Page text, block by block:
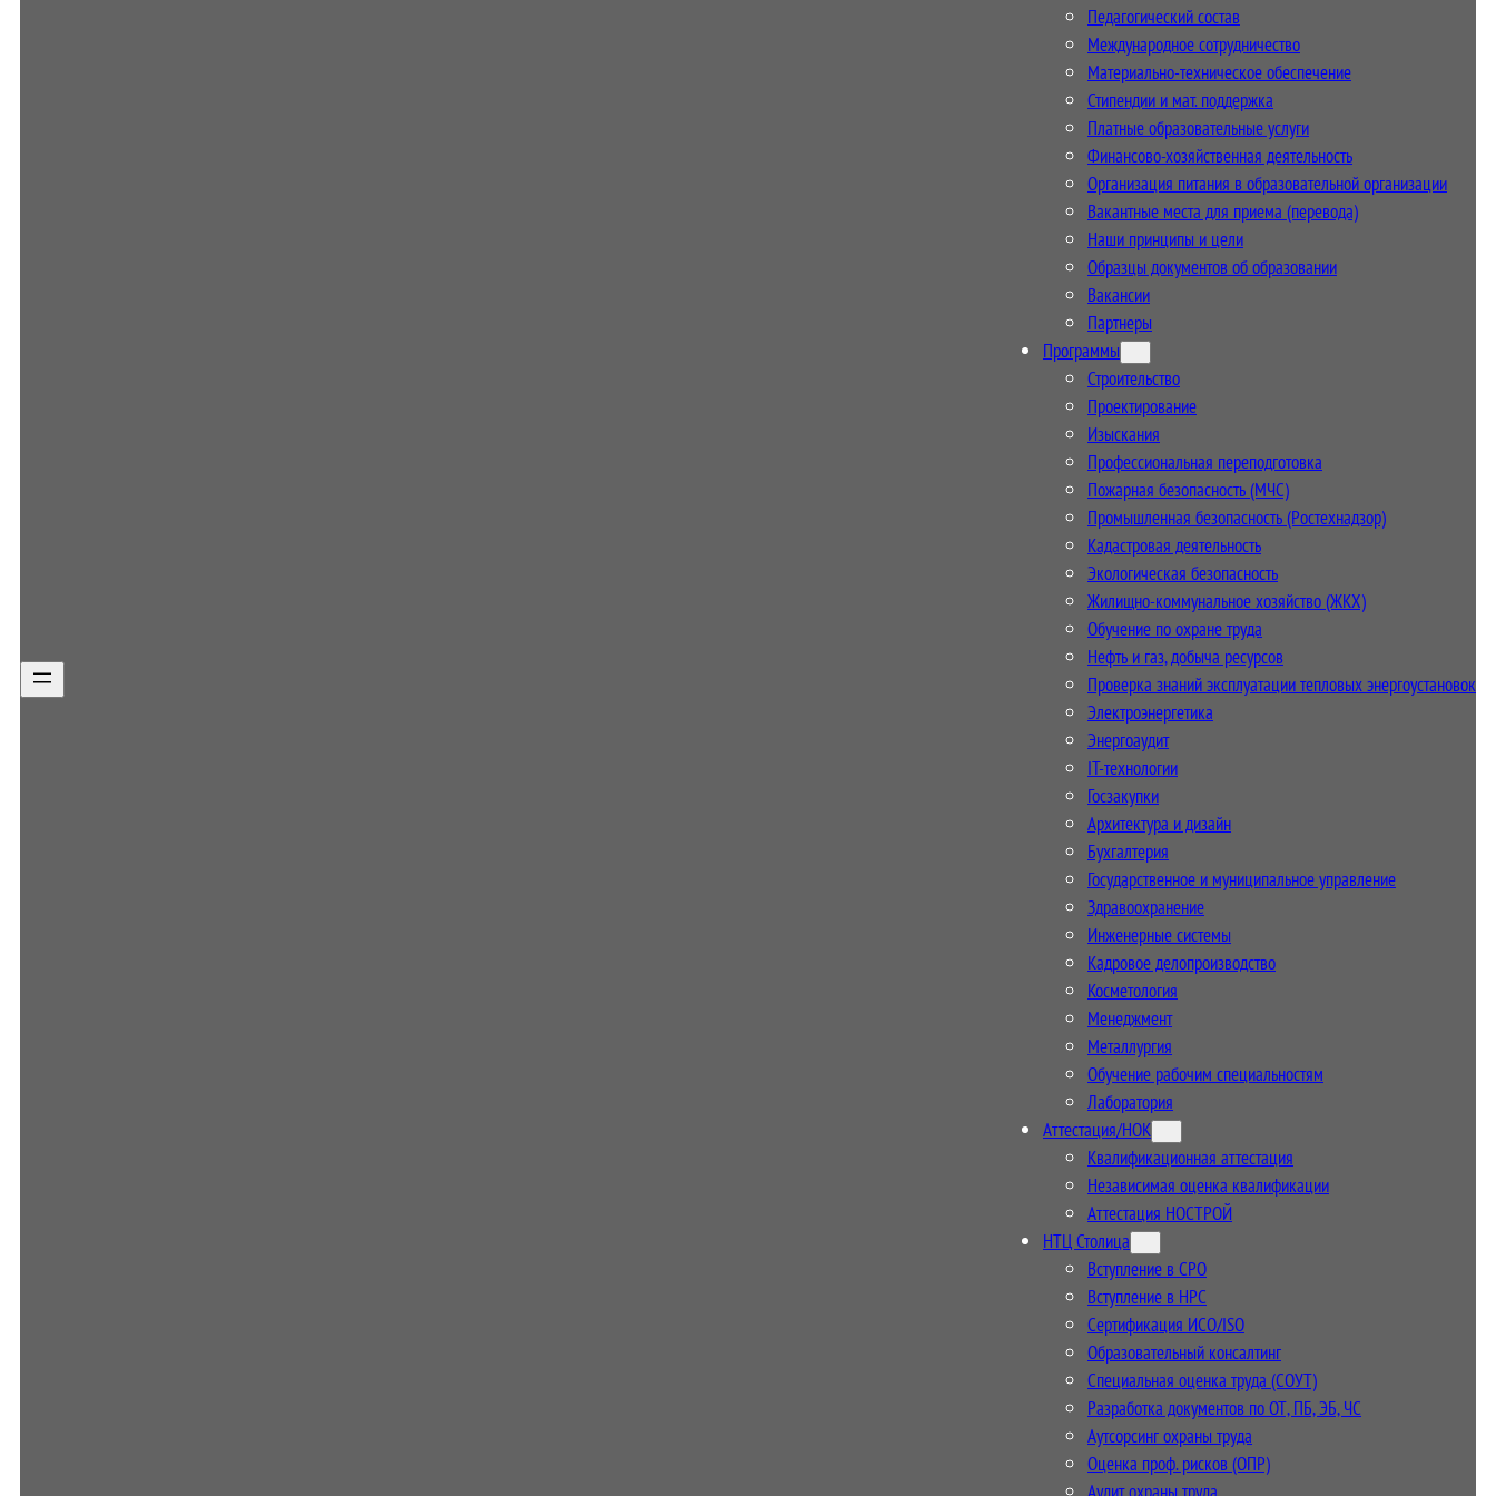
Педагогический состав
Международное сотрудничество
Материально-техническое обеспечение
Стипендии и мат. поддержка
Платные образовательные услуги
Финансово-хозяйственная деятельность
Организация питания в образовательной организации
Вакантные места для приема (перевода)
Наши принципы и цели
Образцы документов об образовании
Вакансии
Партнеры
Программы
Строительство
Проектирование
Изыскания
Профессиональная переподготовка
Пожарная безопасность (МЧС)
Промышленная безопасность (Ростехнадзор)
Кадастровая деятельность
Экологическая безопасность
Жилищно-коммунальное хозяйство (ЖКХ)
Обучение по охране труда
Нефть и газ, добыча ресурсов
Проверка знаний эксплуатации тепловых энергоустановок
Электроэнергетика
Энергоаудит
IT-технологии
Госзакупки
Архитектура и дизайн
Бухгалтерия
Государственное и муниципальное управление
Здравоохранение
Инженерные системы
Кадровое делопроизводство
Косметология
Менеджмент
Металлургия
Обучение рабочим специальностям
Лаборатория
Аттестация/НОК
Квалификационная аттестация
Независимая оценка квалификации
Аттестация НОСТРОЙ
НТЦ Столица
Вступление в СРО
Вступление в НРС
Сертификация ИСО/ISO
Образовательный консалтинг
Специальная оценка труда (СОУТ)
Разработка документов по ОТ, ПБ, ЭБ, ЧС
Аутсорсинг охраны труда
Оценка проф. рисков (ОПР)